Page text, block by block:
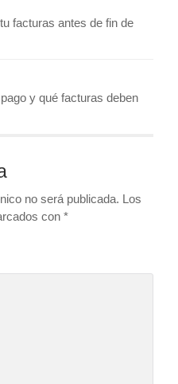
facturas antes de fin de
y qué facturas deben
no será publicada. Los
con*